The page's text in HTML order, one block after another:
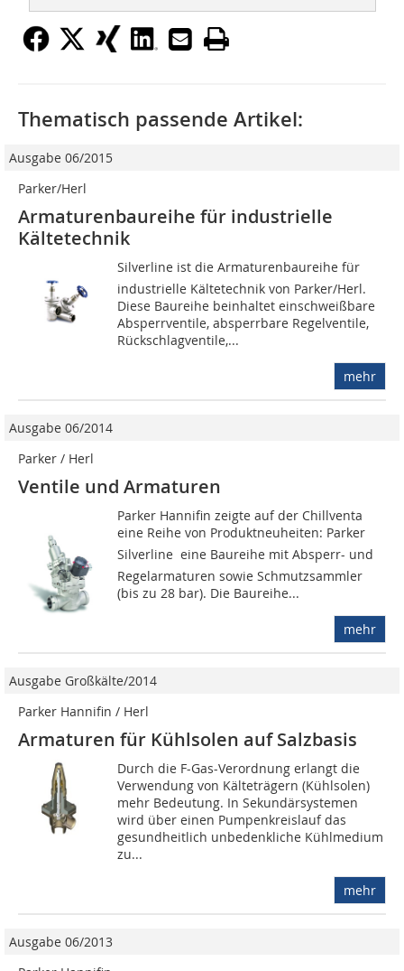
Thematisch passende Artikel:
Ausgabe 06/2015
Parker/Herl
Armaturenbaureihe für industrielle
Kältetechnik
Silverline ist die Armaturenbaureihe für
industrielle Kältetechnik von Parker/Herl.
Diese Baureihe beinhaltet einschweißbare
Absperrventile, absperrbare Regelventile,
Rückschlagventile,...
mehr
Ausgabe 06/2014
Parker / Herl
Ventile und Armaturen
Parker Hannifin zeigte auf der Chillventa
eine Reihe von Produktneuheiten: Parker
Silverline  eine Baureihe mit Absperr- und
Regelarmaturen sowie Schmutzsammler
(bis zu 28 bar). Die Baureihe...
mehr
Ausgabe Großkälte/2014
Parker Hannifin / Herl
Armaturen für Kühlsolen auf Salzbasis
Durch die F-Gas-Verordnung erlangt die
Verwendung von Kälteträgern (Kühlsolen)
mehr Bedeutung. In Sekundärsystemen
wird über einen Pumpenkreislauf das
gesundheitlich unbedenkliche Kühlmedium
zu...
mehr
Ausgabe 06/2013